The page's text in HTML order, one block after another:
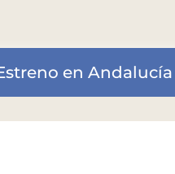
en Andalucía